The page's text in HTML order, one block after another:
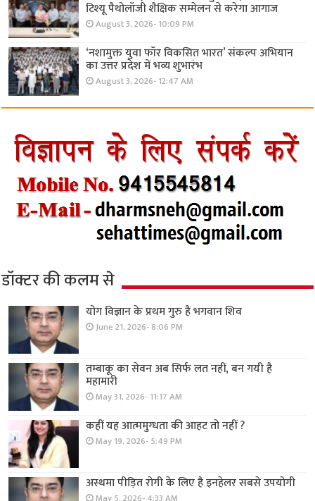
टिश्यू पैथोलॉजी शैक्षिक सम्मेलन से करेगा आगाज
August 3, 2026- 10:09 PM
‘नशामुक्त युवा फॉर विकसित भारत’ संकल्प अभियान
का उत्तर प्रदेश में भव्य शुभारंभ
August 3, 2026- 12:47 AM
डॉक्टर की कलम से
योग विज्ञान के प्रथम गुरु हैं भगवान शिव
June 21, 2026- 8:06 PM
तम्बाकू का सेवन अब सिर्फ लत नहीं, बन गयी है
महामारी
May 31, 2026- 11:17 AM
कहीं यह आत्ममुग्धता की आहट तो नहीं ?
May 19, 2026- 5:49 PM
अस्थमा पीड़ित रोगी के लिए है इनहेलर सबसे उपयोगी